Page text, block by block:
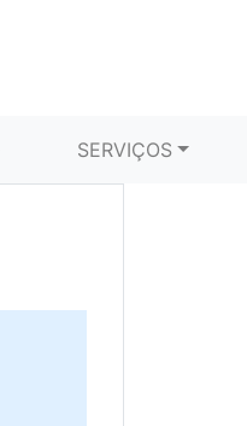
SERVIÇOS